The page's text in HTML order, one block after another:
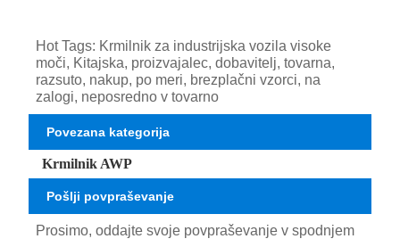
Hot Tags: Krmilnik za industrijska vozila visoke
moči, Kitajska, proizvajalec, dobavitelj, tovarna,
razsuto, nakup, po meri, brezplačni vzorci, na
zalogi, neposredno v tovarno
Povezana kategorija
Krmilnik AWP
Pošlji povpraševanje
Prosimo, oddajte svoje povpraševanje v spodnjem